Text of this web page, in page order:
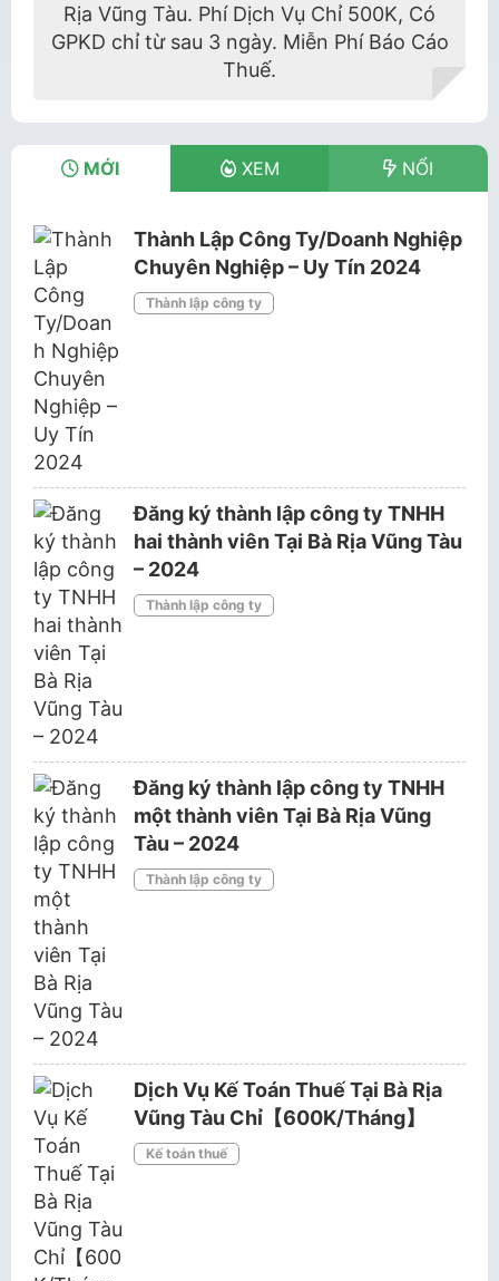
Rịa Vũng Tàu. Phí Dịch Vụ Chỉ 500K, Có
GPKD chỉ từ sau 3 ngày. Miễn Phí Báo Cáo
Thuế.
MỚI XEM NỔI
Thành Lập Công Ty/Doanh Nghiệp
Chuyên Nghiệp – Uy Tín 2024
Thành lập công ty
Đăng ký thành lập công ty TNHH
hai thành viên Tại Bà Rịa Vũng Tàu
– 2024
Thành lập công ty
Đăng ký thành lập công ty TNHH
một thành viên Tại Bà Rịa Vũng
Tàu – 2024
Thành lập công ty
Dịch Vụ Kế Toán Thuế Tại Bà Rịa
Vũng Tàu Chỉ【600K/Tháng】
Kế toán thuế